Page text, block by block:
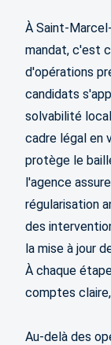
À Saint-
mandat, c'est
d'opérations
candidats
solvabilité
cadre légal en
protège le
l'agence
régularisation
des
la mise à jour
À chaque
comptes
Au-delà des